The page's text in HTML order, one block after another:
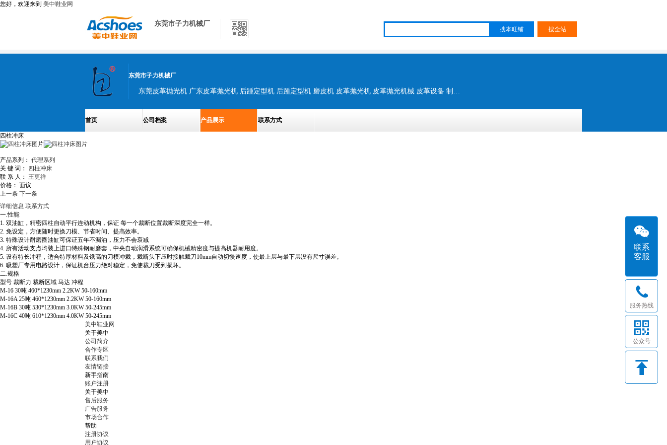
您好，欢迎来到 美中鞋业网
东莞市子力机械厂
东莞市子力机械厂
东莞皮革抛光机 广东皮革抛光机 后踵定型机 后踵定型机 磨皮机 皮革抛光机 皮革抛光机械 皮革设备 制鞋设备
首页 公司档案 产品展示 联系方式
四柱冲床
产品系列： 代理系列
关 键 词：
四柱冲床
联 系 人：
王更祥
价格： 面议
上一条 下一条
详细信息 联系方式
一.性能
1. 双油缸，精密四柱自动平行连动机构，保证 每一个裁断位置裁断深度完全一样。
2. 免设定，方便随时更换刀模、节省时间、提高效率。
3. 特殊设计耐磨圈油缸可保证五年不漏油，压力不会衰减
4. 所有活动支点均装上进口特殊钢耐磨套，中央自动润滑系统可确保机械精密度与提高机器耐用度。
5. 设有特长冲程，适合特厚材料及饿高的刀模冲裁，裁断头下压时接触裁刀10mm自动切慢速度，使最上层与最下层没有尺寸误差。
6. 吸塑厂专用电路设计，保证机台压力绝对稳定，免使裁刀受到损坏。
二.规格
型号 裁断力 裁断区域 马达 冲程
M-16 30吨 460*1230mm 2.2KW 50-160mm
M-16A 25吨 460*1230mm 2.2KW 50-160mm
M-16B 30吨 530*1230mm 3.0KW 50-245mm
M-16C 40吨 610*1230mm 4.0KW 50-245mm
美中鞋业网
关于美中
公司简介
合作专区
联系我们
友情链接
新手指南
账户注册
关于美中
售后服务
广告服务
市场合作
帮助
注册协议
用户协议
联系
客服
服务热线
公众号